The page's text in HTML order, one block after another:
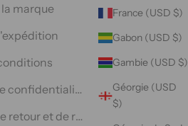
France (USD $)
Gabon (USD $)
Gambie (USD $)
Géorgie (USD
$)
couche
marque
confidentialité
retour et de remboursement